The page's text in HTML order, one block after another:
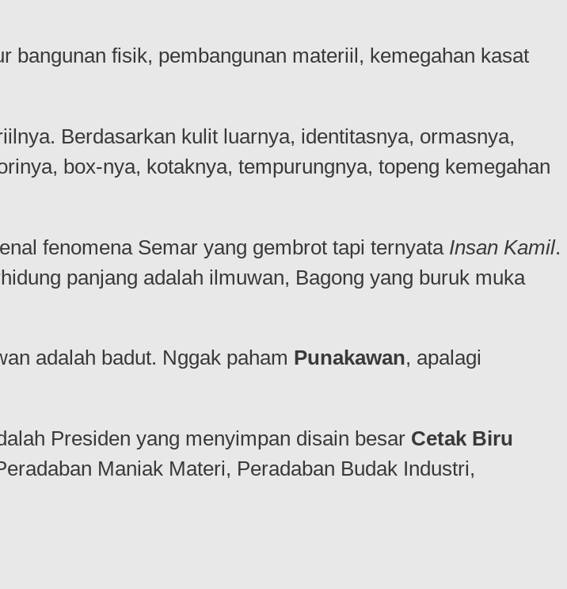
bangunan fisik, pembangunan materiil, kemegahan kasat
Berdasarkan kulit luarnya, identitasnya, ormasnya,
box-nya, kotaknya, tempurungnya, topeng kemegahan
fenomena Semar yang gembrot tapi ternyata Insan Kamil.
panjang adalah ilmuwan, Bagong yang buruk muka
adalah badut. Nggak paham Punakawan, apalagi
Presiden yang menyimpan disain besar Cetak Biru
Maniak Materi, Peradaban Budak Industri,